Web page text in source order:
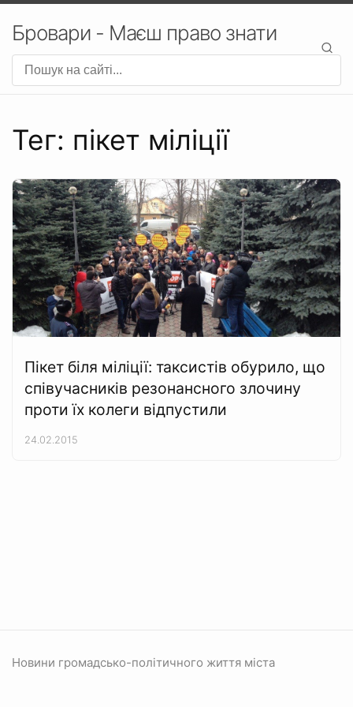
Бровари - Маєш право знати
Тег: пікет міліції
Пікет біля міліції: таксистів обурило, що
співучасників резонансного злочину
проти їх колеги відпустили
24.02.2015
Новини громадсько-політичного життя міста